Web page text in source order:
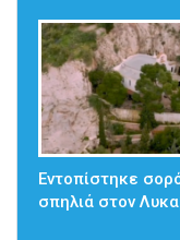
Εντοπίστηκε
σπηλιά στον